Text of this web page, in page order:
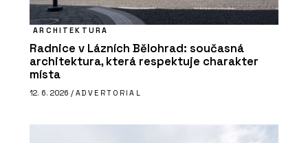
ARCHITEKTURA
Radnice v Lázních Bělohrad: současná
architektura, která respektuje charakter
místa
12. 6. 2026 / ADVERTORIAL